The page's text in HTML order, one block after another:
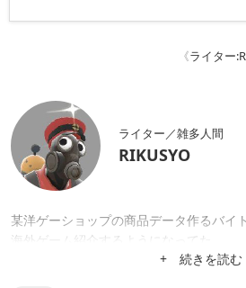
《ライター
ライター／雑多人間
RIKUSYO
某洋ゲーショップの商品データ作るバイ
海外ゲーム紹介するようになってた。
+ 続きを読む